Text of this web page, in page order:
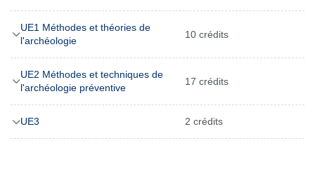
UE1 Méthodes et théories de
l'archéologie
10 crédits
UE2 Méthodes et techniques de
l'archéologie préventive
17 crédits
UE3 2 crédits